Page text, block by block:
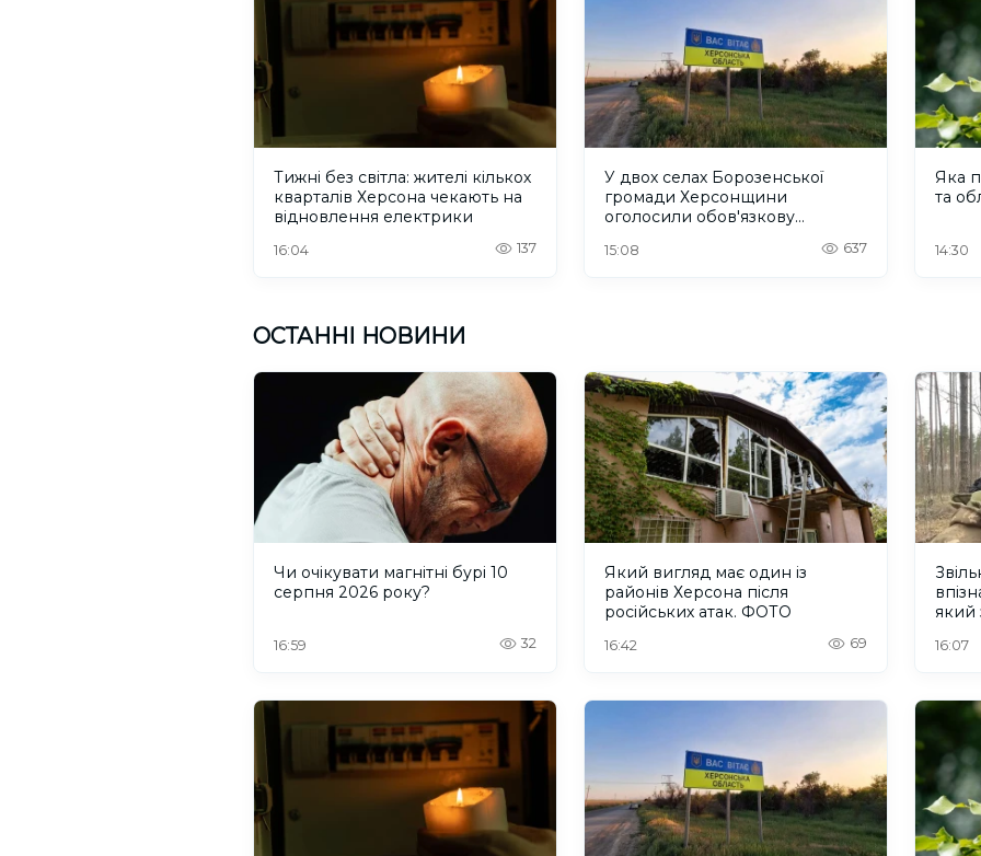
Тижні без світла: жителі кількох
кварталів Херсона чекають на
відновлення електрики
16:04 137
У двох селах Борозенської
громади Херсонщини
оголосили обов'язкову
15:08 637
Яка
та
14:30
ОСТАННІ НОВИНИ
Чи очікувати магнітні бурі 10
серпня 2026 року?
16:59 32
Який вигляд має один із
районів Херсона після
російських атак. ФОТО
16:42 69
який
16:07